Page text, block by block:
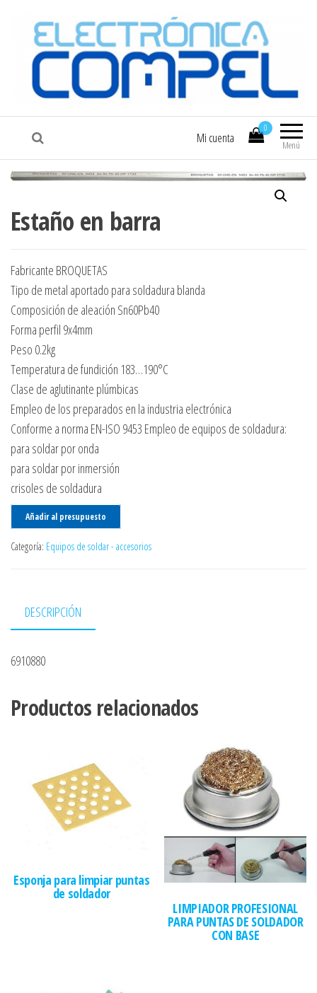
COMPEL Electrónica COMPEL
Menú
0
Mi cuenta
Estaño en barra
Fabricante BROQUETAS
Tipo de metal aportado para soldadura blanda
Composición de aleación Sn60Pb40
Forma perfil 9x4mm
Peso 0.2kg
Temperatura de fundición 183…190°C
Clase de aglutinante plúmbicas
Empleo de los preparados en la industria electrónica
Conforme a norma EN-ISO 9453 Empleo de equipos de soldadura:
para soldar por onda
para soldar por inmersión
crisoles de soldadura
Añadir al presupuesto
Categoría: Equipos de soldar - accesorios
DESCRIPCIÓN
6910880
Productos relacionados
Esponja para limpiar puntas
de soldador
LIMPIADOR PROFESIONAL
PARA PUNTAS DE SOLDADOR
CON BASE